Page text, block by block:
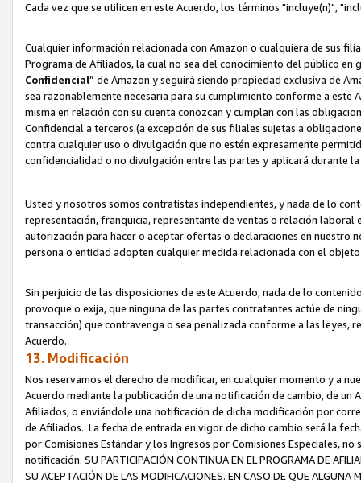
Cada vez que se utilicen en este Acuerdo, los términos "incluye(n)",
Cualquier información relacionada con Amazon o cualquiera de sus
Programa de Afiliados, la cual no sea del conocimiento del público
Confidencial” de Amazon y seguirá siendo propiedad exclusiva de
sea razonablemente necesaria para su cumplimiento conforme a
misma en relación con su cuenta conozcan y cumplan con las
Confidencial a terceros (a excepción de sus filiales sujetas a
contra cualquier uso o divulgación que no estén expresamente
confidencialidad o no divulgación entre las partes y aplicará durante
Usted y nosotros somos contratistas independientes, y nada de lo
representación, franquicia, representante de ventas o relación
autorización para hacer o aceptar ofertas o declaraciones en nuestro
persona o entidad adopten cualquier medida relacionada con el
Sin perjuicio de las disposiciones de este Acuerdo, nada de lo
provoque o exija, que ninguna de las partes contratantes actúe de
transacción) que contravenga o sea penalizada conforme a las leyes,
Acuerdo.
13. Modificación
Nos reservamos el derecho de modificar, en cualquier momento y a
Acuerdo mediante la publicación de una notificación de cambio, de
Afiliados; o enviándole una notificación de dicha modificación por
de Afiliados. La fecha de entrada en vigor de dicho cambio será la
por Comisiones Estándar y los Ingresos por Comisiones Especiales,
notificación. SU PARTICIPACIÓN CONTINUA EN EL PROGRAMA DE
SU ACEPTACIÓN DE LAS MODIFICACIONES. EN CASO DE QUE ALGUNA